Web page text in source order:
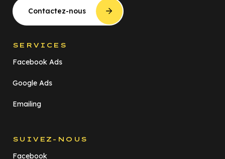
Contactez-nous
SERVICES
Facebook Ads
Google Ads
Emailing
SUIVEZ-NOUS
Facebook